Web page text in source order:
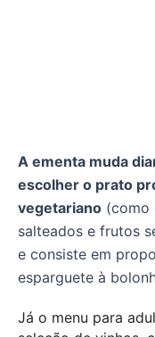
A ementa muda
escolher o prato
vegetariano (como
salteados e frutos
e consiste em
esparguete à
Já o menu para